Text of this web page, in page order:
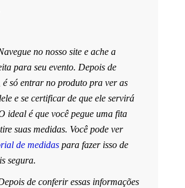
no nosso site e ache a
para seu evento. Depois de
é só entrar no produto pra ver as
e se certificar de que ele servirá
ideal é que você pegue uma fita
suas medidas. Você pode ver
de medidaspara fazer isso de
segura.
de conferir essas informações